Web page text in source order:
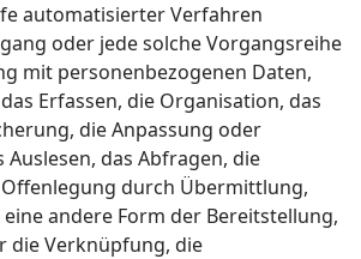
automatisierter Verfahren
oder jede solche Vorgangsreihe
mit personenbezogenen Daten,
Erfassen, die Organisation, das
die Anpassung oder
das Abfragen, die
durch Übermittlung,
andere Form der Bereitstellung,
die Verknüpfung, die